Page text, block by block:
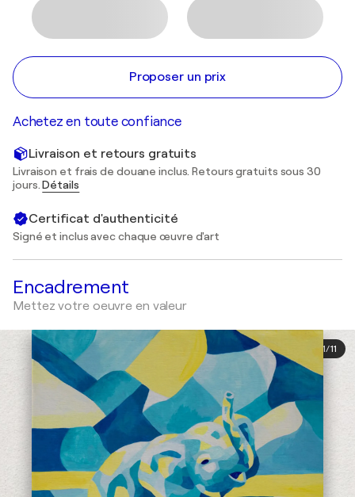
Proposer un prix
Achetez en toute confiance
Livraison et retours gratuits
Livraison et frais de douane inclus. Retours gratuits sous 30
jours.Détails
Certificat d'authenticité
Signé et inclus avec chaque œuvre d'art
Encadrement
Mettez votre oeuvre en valeur
1/11